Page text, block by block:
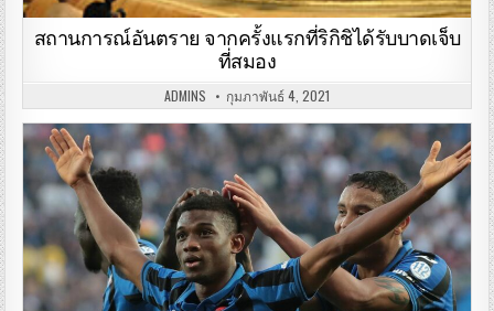
สถานการณ์อันตราย จากครั้งแรกที่ริกิชิได้รับบาดเจ็บ
ที่สมอง
ADMINS กุมภาพันธ์ 4, 2021